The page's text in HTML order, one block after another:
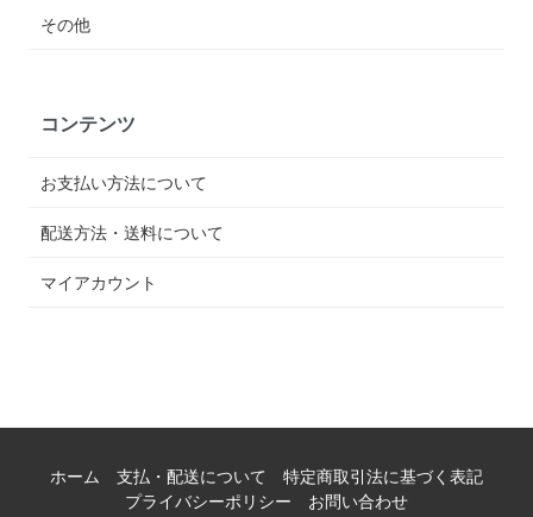
その他
コンテンツ
お支払い方法について
配送方法・送料について
マイアカウント
ホーム 支払・配送について
特定商取引法に基づく表記
プライバシーポリシー
お問い合わせ